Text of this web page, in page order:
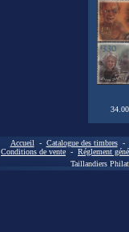
Accueil - Catalogue des timbres-
Conditions de vente - Réglement
Taillandiers